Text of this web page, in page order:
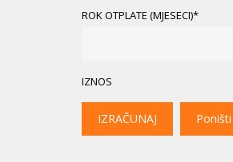
ROK OTPLATE (MJESECI)*
IZNOS
IZRAČUNAJ Poništi